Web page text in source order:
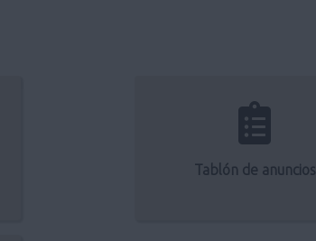
Tablón de anuncios